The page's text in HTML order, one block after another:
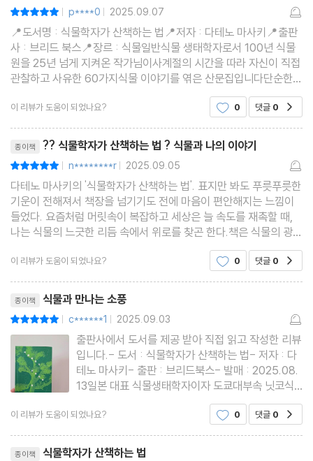
나무뿌리와 걸리버의 머리카락 | 물참나무 |
나뭇가지의 독립자존 | 단풍나무 |
너도밤나무 열매의 미래 | 너도밤나무 1 |
구부러진 뿌리 | 너도밤나무 2 |
아시아인, 다시 너도밤나무를 만나다 | 너도밤나무 4 |
악당이라는 누명 | 양미역취 |
‘시드는 여름’의 의미 | 투구꽃 |
5부 계절 밖의 이야기
목재로 알 수 있는 식생
사바나와 목장
수렵채집인과 야생 동식물
풀의 고향
동물의 수명, 식물의 수명
완벽을 향한 열망과 박물학
뇌가 없어도
식물의 눈
젊은 산
| p****0 | 2025.09.07
📍도서명 : 식물학자가 산책하는 법📍저자 : 다테노 마사키📍출판
사 : 브리드 북스📍장르 : 식물일반식물 생태학자로서 100년 식물
원을 25년 넘게 지켜온 작가님이사계절의 시간을 따라 자신이 직접
관찰하고 사유한 60가지식물 이야기를 엮은 산문집입니다단순한
산책 안내서를 넘어서 자연과 인간이 소통하는 방법에대한 깊이 있
는 고민을 담고 있습니다우리가 흔히 무심코 지
이 리뷰가 도움이 되었나요? 0 댓글 0
종이책 ?? 식물학자가 산책하는 법 ? 식물과 나의 이야기
| n********r | 2025.09.05
다테노 마사키의 '식물학자가 산책하는 법'. 표지만 봐도 푸릇푸릇한
기운이 전해져서 책장을 넘기기도 전에 마음이 편안해지는 느낌이
들었다. 요즘처럼 머릿속이 복잡하고 세상은 늘 속도를 재촉할 때,
나는 식물의 느긋한 리듬 속에서 위로를 찾곤 한다.책은 식물의 광합
성에서부터 뿌리, 잎, 줄기, 꽃에 이르기까지 과학적인 설명을 담고
있지만 결코 딱딱하지 않다. 특히 태양광
이 리뷰가 도움이 되었나요? 0 댓글 0
종이책 식물과 만나는 소풍
| c******1 | 2025.09.03
출판사에서 도서를 제공 받아 직접 읽고 작성한 리뷰
입니다.- 도서 : 식물학자가 산책하는 법- 저자 : 다
테노 마사키- 출판 : 브리드북스- 발매 : 2025.08.
13일본 대표 식물생태학자이자 도쿄대부속 닛코식
물원 원장인 저자가 사계절 내내 직접 관찰하고 사유
한 식물 이야기 60편을 엮은 책.표지부터 상그러움
이 가득한 힐링이다. 맞벌이라는 일과 가정삼남매
육아라는 가정을 일구어나
이 리뷰가 도움이 되었나요? 0 댓글 0
종이책 식물학자가 산책하는 법